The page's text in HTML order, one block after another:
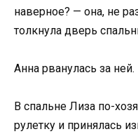
наверное? — она, не
толкнула дверь
Анна рванулась за ней.
В спальне Лиза по-
рулетку и принялась